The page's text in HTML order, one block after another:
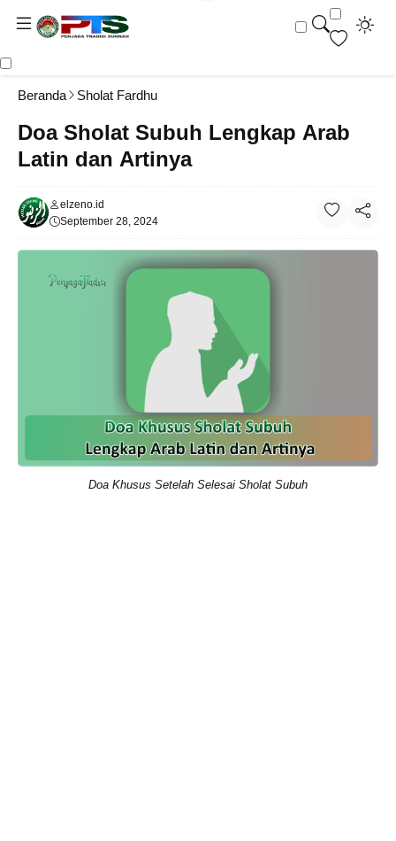
Beranda Sholat Fardhu
Doa Sholat Subuh Lengkap Arab
Latin dan Artinya
elzeno.id
September 28, 2024
Doa Khusus Setelah Selesai Sholat Subuh